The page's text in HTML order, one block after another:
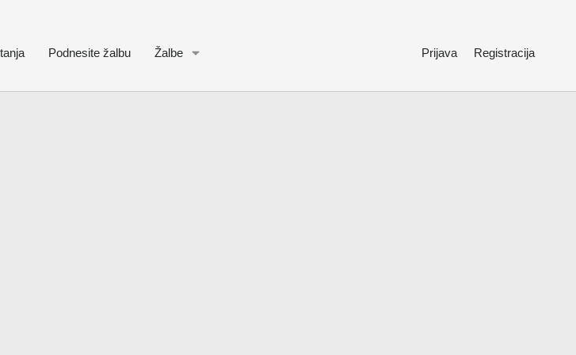
Podnesite žalbu Žalbe Prijava Registracija